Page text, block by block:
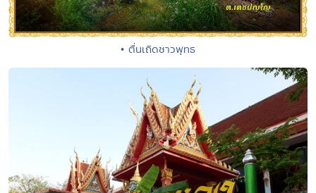
• ตื่นเถิดชาวพุทธ